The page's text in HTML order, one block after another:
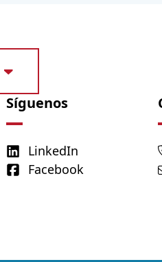
Síguenos
LinkedIn
Facebook